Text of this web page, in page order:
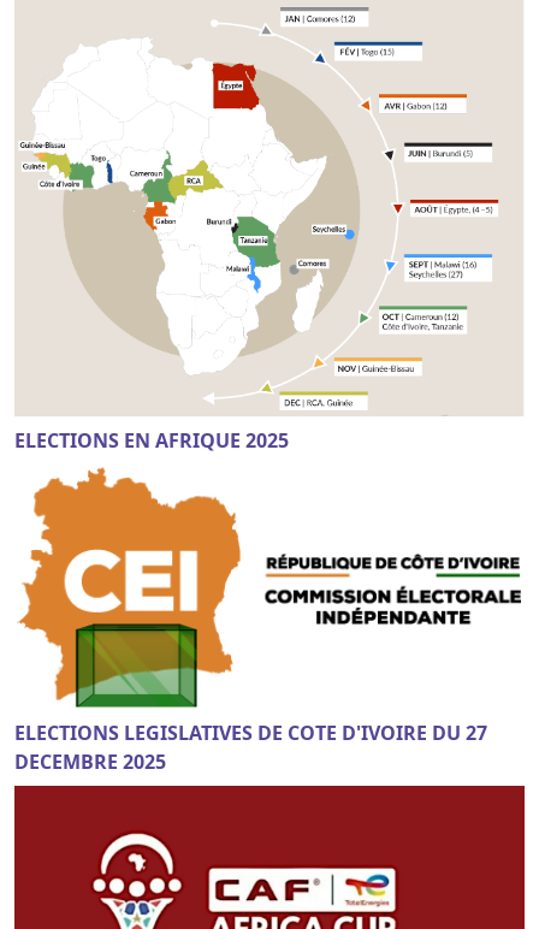
ELECTIONS EN AFRIQUE 2025
ELECTIONS LEGISLATIVES DE COTE D'IVOIRE DU 27
DECEMBRE 2025